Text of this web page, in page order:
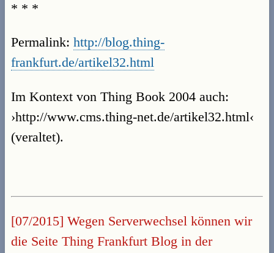
* * *
Permalink: http://blog.thing-
frankfurt.de/artikel32.html
Im Kontext von Thing Book 2004 auch:
›http://www.cms.thing-net.de/artikel32.html‹
(veraltet).
[07/2015] Wegen Serverwechsel können wir
die Seite Thing Frankfurt Blog in der